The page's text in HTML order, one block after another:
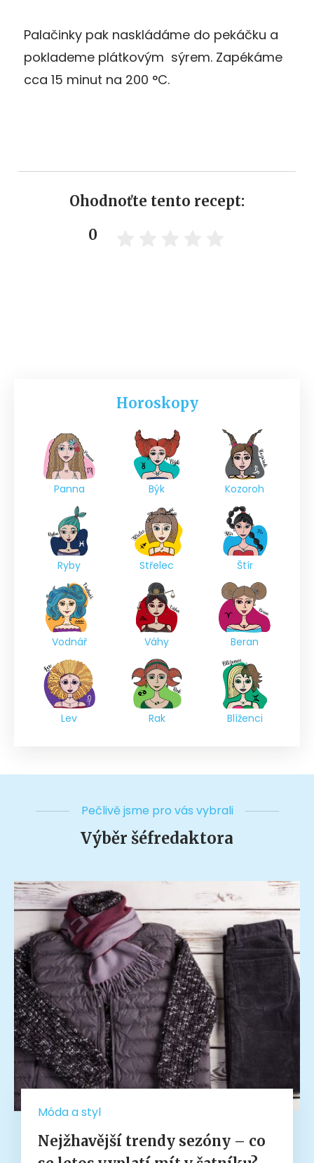
Palačinky pak naskládáme do pekáčku a
poklademe plátkovým sýrem. Zapékáme
cca 15 minut na 200 °C.
Ohodnoťte tento recept:
0
Horoskopy
Panna Býk Kozoroh
Ryby Střelec Štír
Vodnář Váhy Beran
Lev Rak Blíženci
Pečlivě jsme pro vás vybrali
Výběr šéfredaktora
Móda a styl
Nejžhavější trendy sezóny – co